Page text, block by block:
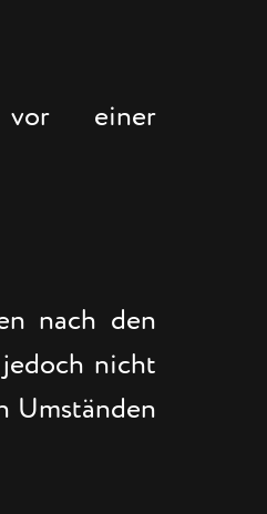
vor einer
nach den
nicht
Umständen